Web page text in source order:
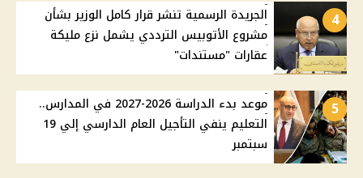
4
الجريدة الرسمية تنشر قرار كامل الوزير بشأن
مشروع الأتوبيس الترددي يشمل نزع مليكة
عقارات "مستندات"
5
موعد بدء الدراسة 2026-2027 في المدارس..
التعليم ينفي التأجيل العام الدارسي إلي 19
سبتمبر